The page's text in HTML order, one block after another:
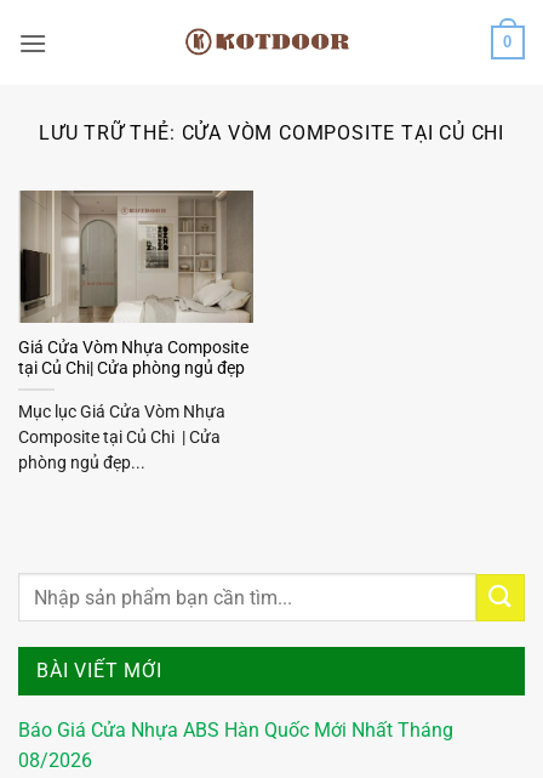
qua
0
LƯU TRỮ THẺ: CỬA VÒM COMPOSITE TẠI CỦ CHI
BÀI VIẾT MỚI
Báo Giá Cửa Nhựa ABS Hàn Quốc Mới Nhất Tháng
08/2026
Giá Cửa Vòm Nhựa Composite
tại Củ Chi| Cửa phòng ngủ đẹp
Mục lục Giá Cửa Vòm Nhựa
Composite tại Củ Chi | Cửa
phòng ngủ đẹp...